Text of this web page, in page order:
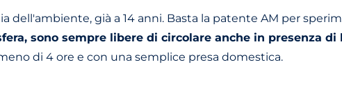
dell'ambiente, già a 14 anni. Basta la patente AM per
sono sempre libere di circolare anche in presenza
di 4 ore e con una semplice presa domestica.